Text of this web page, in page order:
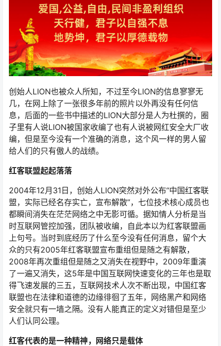
创始人LION也被众人所知，不过至今LION的信息寥寥无
几，在网上除了一张很多年前的照片以外再没有任何信
息，后面的一些书中描述的LION大部分是人为杜撰的，圈
子里有人说LION被国家收编了也有人说被网红安全大厂收
编，但是至今没有一个准确的消息，这个风一样的男人留
给人们的只有傲人的战绩。
红客联盟起起落落
2004年12月31日，创始人LION突然对外公布“中国红客联
盟，实际已经名存实亡，宣布解散”，七位技术核心成员也
都瞬间消失在茫茫网络之中无影可循。据知情人分析是当
时互联网管控加强，团队被收编，自此本以为红客联盟画
上句号。当时到底经历了什么至今没有任何消息，留个大
众的只有2005年红客联盟宣布重组但是随之有解散，
2008年再次重组但是随之又消失在视野中，2009年重演
了一遍又消失，这5年是中国互联网快速变化的三年也是取
得飞速发展的三五，互联网技术人次不断出现，中国红客
联盟也在法律和道德的边缘徘徊了五年，网络黑产和网络
安全就只有一墙之隔。没有人能真正的定义对错但是至少
人们认同公理。
红客代表的是一种精神，网络只是载体